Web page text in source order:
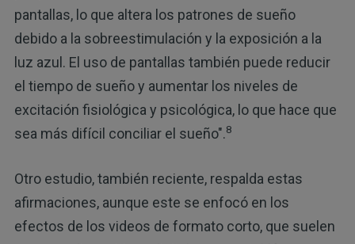
pantallas, lo que altera los patrones de sueño
debido a la sobreestimulación y la exposición a la
luz azul. El uso de pantallas también puede reducir
el tiempo de sueño y aumentar los niveles de
excitación fisiológica y psicológica, lo que hace que
sea más difícil conciliar el sueño".8
Otro estudio, también reciente, respalda estas
afirmaciones, aunque este se enfocó en los
efectos de los videos de formato corto, que suelen